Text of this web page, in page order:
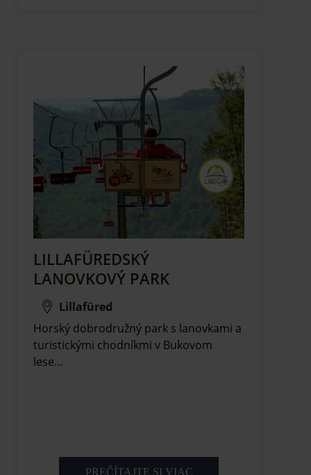
LILLAFÜREDSKÝ
LANOVKOVÝ PARK
Lillafüred
Horský dobrodružný park s lanovkami a
turistickými chodníkmi v Bukovom
lese…
PREČÍTAJTE SI VIAC